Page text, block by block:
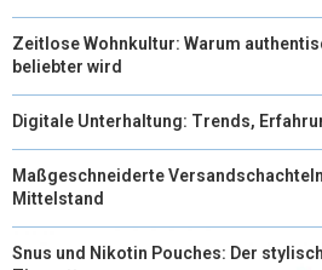
Zeitlose Wohnkultur: Warum
beliebter wird
Digitale Unterhaltung: Trends,
Maßgeschneiderte
Mittelstand
Snus und Nikotin Pouches: Der